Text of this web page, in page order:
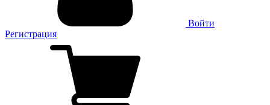
Войти
Регистрация